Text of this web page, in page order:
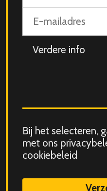
mailadres
Aanvullende
info
Consent
for
storing
data
Bij het selecteren,
met ons
cookiebeleid